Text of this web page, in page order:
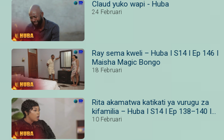
Claud yuko wapi - Huba
24 Februari
Ray sema kweli – Huba I S14 I Ep 146 I
Maisha Magic Bongo
18 Februari
Rita akamatwa katikati ya vurugu za
kifamilia – Huba I S14 I Ep 138–140 I
Maisha Magic
10 Februari